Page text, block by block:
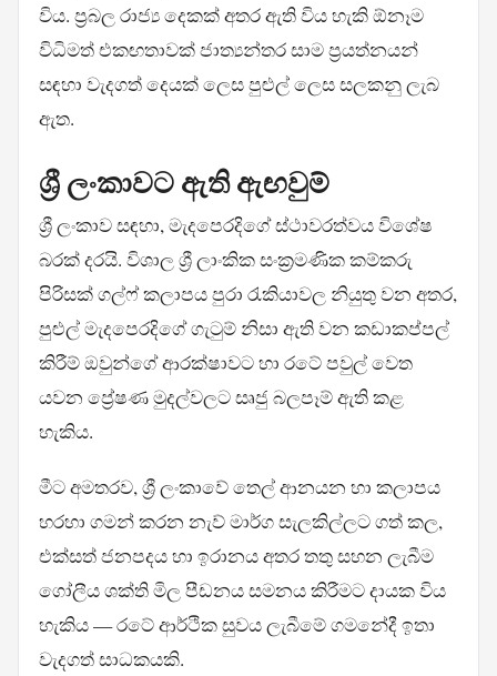
විය. ප්‍රබල රාජ්‍ය දෙකක් අතර ඇති විය හැකි ඕනෑම
විධිමත් එකඟතාවක් ජාත්‍යන්තර සාම ප්‍රයත්නයන්
සඳහා වැදගත් දෙයක් ලෙස පුළුල් ලෙස සලකනු ලැබ
ඇත.
ශ්‍රී ලංකාවට ඇති ඇඟවුම්
ශ්‍රී ලංකාව සඳහා, මැදපෙරදිගේ ස්ථාවරත්වය විශේෂ
බරක් දරයි. විශාල ශ්‍රී ලාංකික සංක්‍රමණික කම්කරු
පිරිසක් ගල්ෆ් කලාපය පුරා රැකියාවල නියුතු වන අතර,
පුළුල් මැදපෙරදිගේ ගැටුම් නිසා ඇති වන කඩාකප්පල්
කිරීම් ඔවුන්ගේ ආරක්ෂාවට හා රටේ පවුල් වෙත
යවන ප්‍රේෂණ මුදල්වලට සෘජු බලපෑම් ඇති කළ
හැකිය.
මීට අමතරව, ශ්‍රී ලංකාවේ තෙල් ආනයන හා කලාපය
හරහා ගමන් කරන නැව් මාර්ග සැලකිල්ලට ගත් කල,
එක්සත් ජනපදය හා ඉරානය අතර තතු සහන ලැබීම
ගෝලීය ශක්ති මිල පීඩනය සමනය කිරීමට දායක විය
හැකිය — රටේ ආර්ථික සුවය ලැබීමේ ගමනේදී ඉතා
වැදගත් සාධකයකි.